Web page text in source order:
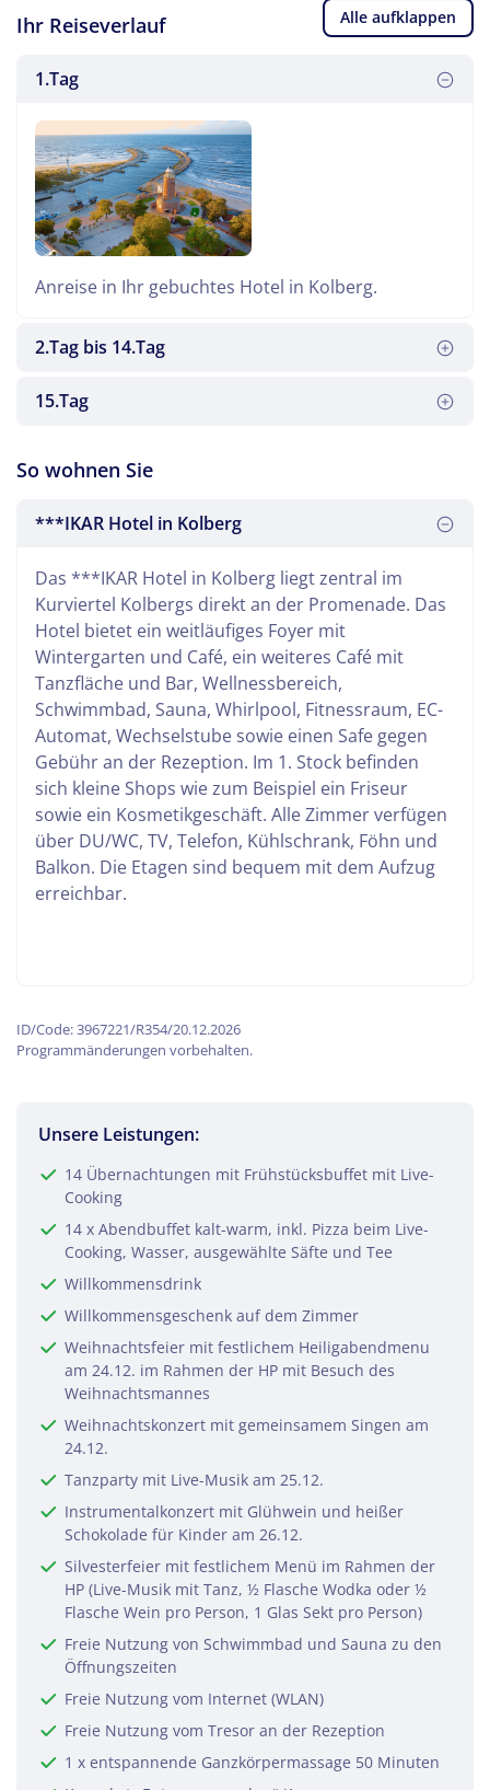
Teile diese Reise
Kolberg - Weihnachten und Silvester
Ihr Reiseverlauf Alle aufklappen
1.Tag
Anreise in Ihr gebuchtes Hotel in Kolberg.
2.Tag bis 14.Tag
Urlaubstage.
15.Tag
vorbei. Gegen Abend erreichen Sie die Heimat.
So wohnen Sie
***IKAR Hotel in Kolberg
Das ***IKAR Hotel in Kolberg liegt zentral im
Kurviertel Kolbergs direkt an der Promenade. Das
Hotel bietet ein weitläufiges Foyer mit
Wintergarten und Café, ein weiteres Café mit
Tanzfläche und Bar, Wellnessbereich,
Schwimmbad, Sauna, Whirlpool, Fitnessraum, EC-
Automat, Wechselstube sowie einen Safe gegen
Gebühr an der Rezeption. Im 1. Stock befinden
sich kleine Shops wie zum Beispiel ein Friseur
sowie ein Kosmetikgeschäft. Alle Zimmer verfügen
über DU/WC, TV, Telefon, Kühlschrank, Föhn und
Balkon. Die Etagen sind bequem mit dem Aufzug
erreichbar.
ID/Code: 3967221/R354/20.12.2026
Programmänderungen vorbehalten.
Unsere Leistungen:
14 Übernachtungen mit Frühstücksbuffet mit Live-
Cooking
14 x Abendbuffet kalt-warm, inkl. Pizza beim Live-
Cooking, Wasser, ausgewählte Säfte und Tee
Willkommensdrink
Willkommensgeschenk auf dem Zimmer
Weihnachtsfeier mit festlichem Heiligabendmenu
am 24.12. im Rahmen der HP mit Besuch des
Weihnachtsmannes
Weihnachtskonzert mit gemeinsamem Singen am
24.12.
Tanzparty mit Live-Musik am 25.12.
Instrumentalkonzert mit Glühwein und heißer
Schokolade für Kinder am 26.12.
Silvesterfeier mit festlichem Menü im Rahmen der
HP (Live-Musik mit Tanz, ½ Flasche Wodka oder ½
Flasche Wein pro Person, 1 Glas Sekt pro Person)
Freie Nutzung von Schwimmbad und Sauna zu den
Öffnungszeiten
Freie Nutzung vom Internet (WLAN)
Freie Nutzung vom Tresor an der Rezeption
1 x entspannende Ganzkörpermassage 50 Minuten